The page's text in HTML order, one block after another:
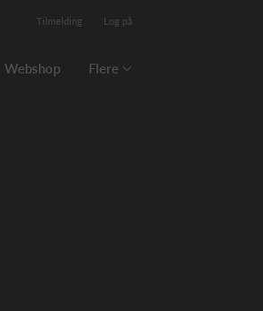
Tilmelding Log på
Webshop Flere